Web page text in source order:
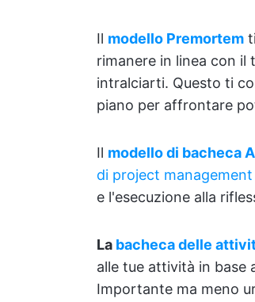
Il modello Premortem
rimanere in linea con
intralciarti. Questo ti
piano per affrontare
Il modello di bacheca
di project management
e l'esecuzione alla
La bacheca delle
alle tue attività in base
Importante ma meno